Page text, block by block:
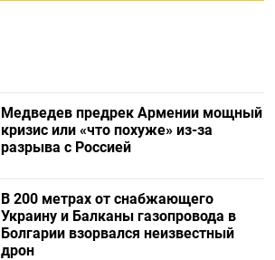
Медведев предрек Армении мощный
кризис или «что похуже» из-за
разрыва с Россией
В 200 метрах от снабжающего
Украину и Балканы газопровода в
Болгарии взорвался неизвестный
дрон